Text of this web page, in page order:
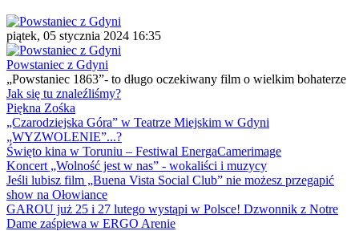
piątek, 05 stycznia 2024 16:35
Powstaniec z Gdyni
„Powstaniec 1863”- to długo oczekiwany film o wielkim bohaterze
Jak się tu znaleźliśmy?
Piękna Zośka
„Czarodziejska Góra” w Teatrze Miejskim w Gdyni
„WYZWOLENIE”...?
Święto kina w Toruniu – Festiwal EnergaCamerimage
Koncert „Wolność jest w nas” - wokaliści i muzycy
Jeśli lubisz film „Buena Vista Social Club” nie możesz przegapić
show na Ołowiance
GAROU już 25 i 27 lutego wystąpi w Polsce! Dzwonnik z Notre
Dame zaśpiewa w ERGO Arenie